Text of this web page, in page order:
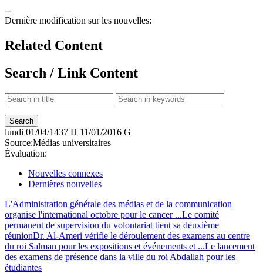
--
Dernière modification sur les nouvelles:
Related Content
Search / Link Content
lundi 01/04/1437 H 11/01/2016 G
Source:Médias universitaires
Évaluation:
Nouvelles connexes
Dernières nouvelles
L'Administration générale des médias et de la communication
organise l'international octobre pour le cancer ...Le comité
permanent de supervision du volontariat tient sa deuxième
réunionDr. Al-Ameri vérifie le déroulement des examens au centre
du roi Salman pour les expositions et événements et ...Le lancement
des examens de présence dans la ville du roi Abdallah pour les
étudiantes